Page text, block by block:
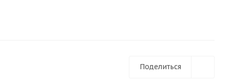
Поделиться